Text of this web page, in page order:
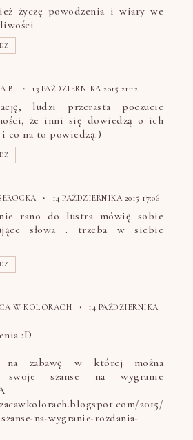
życzę powodzenia i wiary we
B. 13 PAŹDZIERNIKA 2015 21:12
ludzi przerasta poczucie
że inni się dowiedzą o ich
i co na to powiedzą:)
14 PAŹDZIERNIKA 2015 17:06
rano do lustra mówię sobie
słowa . trzeba w siebie
W KOLORACH
14 PAŹDZIERNIKA
:D
na zabawę w której można
swoje szanse na wygranie
2015/
na-wygranie-rozdania-